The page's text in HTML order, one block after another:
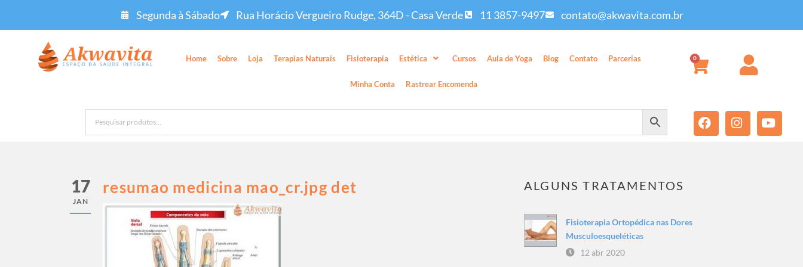
Segunda à Sábado Rua Horácio Vergueiro Rudge, 364D - Casa Verde 11 3857-9497 contato@akwavita.com.br
Home Sobre Loja Terapias Naturais Fisioterapia Estética Cursos Aula de Yoga Blog Contato Parcerias
Minha Conta Rastrear Encomenda
0
17
JAN
resumao medicina mao_cr.jpg det ALGUNS TRATAMENTOS
Fisioterapia Ortopédica nas Dores
Musculoesqueléticas
12 abr 2020